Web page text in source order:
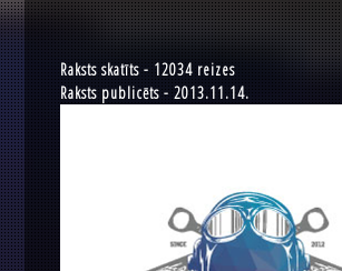
Raksts skatīts - 12034 reizes
Raksts publicēts - 2013.11.14.